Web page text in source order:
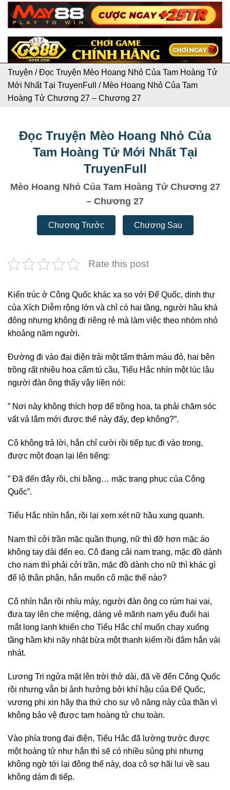
Truyện /Đọc Truyện Mèo Hoang Nhỏ Của Tam Hoàng Tử
Mới Nhất Tại TruyenFull
/ Mèo Hoang Nhỏ Của Tam
Hoàng Tử Chương 27 – Chương 27
Đọc Truyện Mèo Hoang Nhỏ Của
Tam Hoàng Tử Mới Nhất Tại
TruyenFull
Mèo Hoang Nhỏ Của Tam Hoàng Tử Chương 27
– Chương 27
Chương Trước Chương Sau
Rate this post
Kiến trúc ở Công Quốc khác xa so với Đế Quốc, dinh thự
của Xích Diễm rộng lớn và chỉ có hai tầng, người hầu khá
đông nhưng không đi riêng rẻ mà làm việc theo nhóm nhỏ
khoảng năm người.
Đường đi vào đại điện trải một tấm thảm màu đỏ, hai bên
trồng rất nhiều hoa cẩm tú cầu, Tiểu Hắc nhìn một lúc lâu
người đàn ông thấy vậy liền nói:
” Nơi này không thích hợp để trồng hoa, ta phải chăm sóc
vất vả lắm mới được thế này đấy, đẹp không?”.
Cô không trả lời, hắn chỉ cười rồi tiếp tục đi vào trong,
được một đoạn lại lên tiếng:
” Đã đến đây rồi, chi bằng… mặc trang phục của Công
Quốc”.
Tiểu Hắc nhìn hắn, rồi lại xem xét nữ hầu xung quanh.
Nam thì cởi trần mặc quần thụng, nữ thì đỡ hơn mặc áo
không tay dài đến eo. Cô đang cải nam trang, mặc đồ dành
cho nam thì phải cởi trần, mặc đồ dành cho nữ thì khác gì
để lộ thân phận, hắn muốn cô mặc thế nào?
Cô nhìn hắn rồi nhíu mày, người đàn ông co rúm hai vai,
đưa tay lên che miệng, dáng vẻ mãnh nam yếu đuối hai
mắt long lanh khiến cho Tiểu Hắc chỉ muốn chạy xuống
tầng hầm khi nãy nhặt bừa một thanh kiếm rồi đâm hắn vài
nhát.
Lương Tri ngửa mặt lên trời thở dài, đã về đến Công Quốc
rồi nhưng vẫn bị ảnh hưởng bởi khí hậu của Đế Quốc,
vương phi xin hãy tha thứ cho sự vô năng này của thần vì
không bảo vệ được tam hoàng tử chu toàn.
Vào phía trong đại điện, Tiểu Hắc đã lường trước được
một hoàng tử như hắn thì sẽ có nhiều sủng phi nhưng
không ngờ tới lại đông thế này, doạ cô sợ hãi lui về sau
không dám đi tiếp.